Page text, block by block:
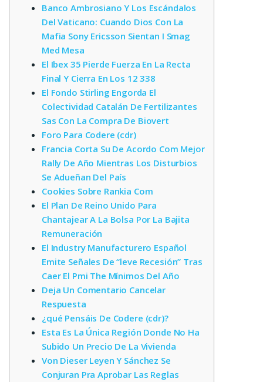
Banco Ambrosiano Y Los Escándalos
Del Vaticano: Cuando Dios Con La
Mafia Sony Ericsson Sientan I Smag
Med Mesa
El Ibex 35 Pierde Fuerza En La Recta
Final Y Cierra En Los 12 338
El Fondo Stirling Engorda El
Colectividad Catalán De Fertilizantes
Sas Con La Compra De Biovert
Foro Para Codere (cdr)
Francia Corta Su De Acordo Com Mejor
Rally De Año Mientras Los Disturbios
Se Adueñan Del País
Cookies Sobre Rankia Com
El Plan De Reino Unido Para
Chantajear A La Bolsa Por La Bajita
Remuneración
El Industry Manufacturero Español
Emite Señales De “leve Recesión” Tras
Caer El Pmi The Mínimos Del Año
Deja Un Comentario Cancelar
Respuesta
¿qué Pensáis De Codere (cdr)?
Esta Es La Única Región Donde No Ha
Subido Un Precio De La Vivienda
Von Dieser Leyen Y Sánchez Se
Conjuran Pra Aprobar Las Reglas